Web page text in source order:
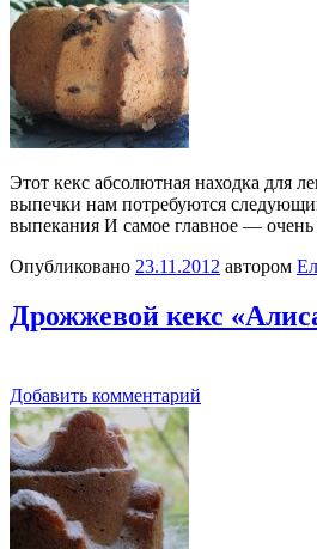
Этот кекс абсолютная находка для
выпечки нам потребуются
выпекания И самое главное —
Опубликовано 23.11.2012 автором
Дрожжевой кекс
Добавить комментарий